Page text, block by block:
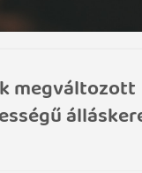
megváltozott